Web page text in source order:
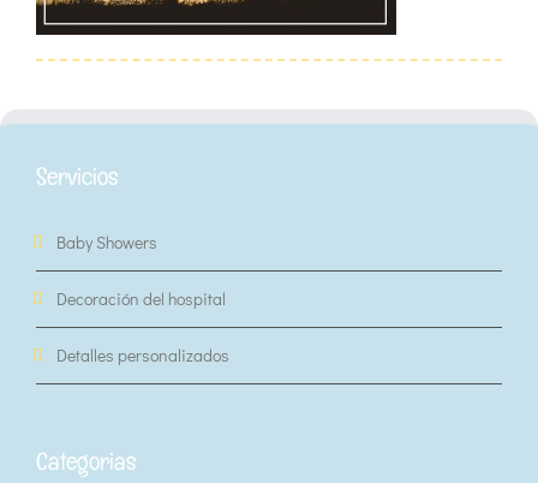
Servicios
Baby Showers
Decoración del hospital
Detalles personalizados
Categorias